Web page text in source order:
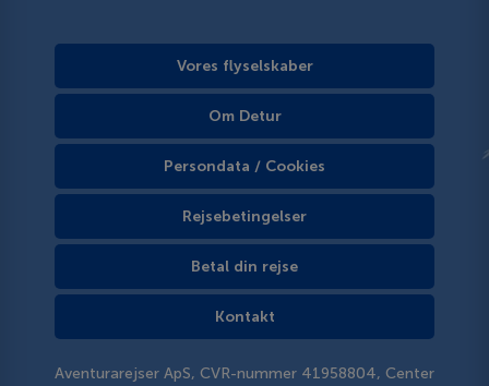
Vores flyselskaber
Om Detur
Persondata / Cookies
Rejsebetingelser
Betal din rejse
Kontakt
Aventurarejser ApS, CVR-nummer 41958804, Center